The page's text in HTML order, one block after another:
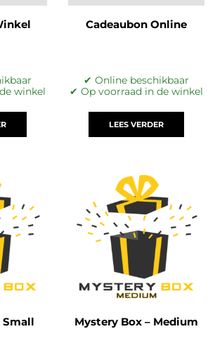
winkel
Cadeaubon Online
✔ Online beschikbaar
✔ Op voorraad in de winkel
LEES VERDER
Mystery Box – Medium